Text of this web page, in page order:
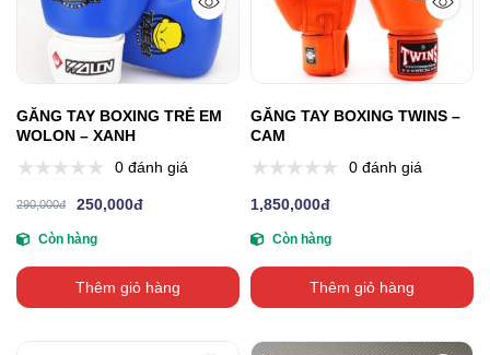
GĂNG TAY BOXING TRẺ EM
WOLON – XANH
0 đánh giá
290,000đ 250,000đ
Còn hàng
Thêm giỏ hàng
GĂNG TAY BOXING TWINS –
CAM
0 đánh giá
1,850,000đ
Còn hàng
Thêm giỏ hàng